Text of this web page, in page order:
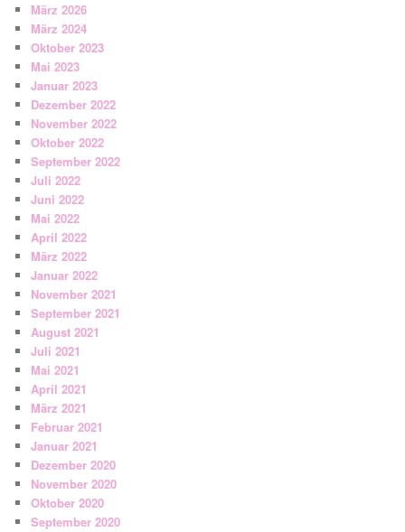
März 2026
März 2024
Oktober 2023
Mai 2023
Januar 2023
Dezember 2022
November 2022
Oktober 2022
September 2022
Juli 2022
Juni 2022
Mai 2022
April 2022
März 2022
Januar 2022
November 2021
September 2021
August 2021
Juli 2021
Mai 2021
April 2021
März 2021
Februar 2021
Januar 2021
Dezember 2020
November 2020
Oktober 2020
September 2020